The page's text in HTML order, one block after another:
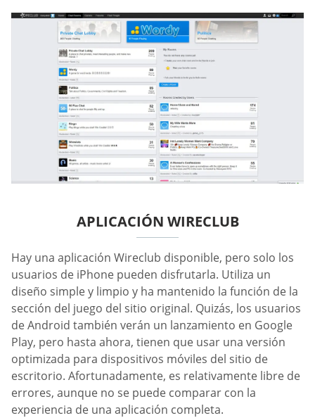
APLICACIÓN WIRECLUB
Hay una aplicación Wireclub disponible, pero solo los
usuarios de iPhone pueden disfrutarla. Utiliza un
diseño simple y limpio y ha mantenido la función de la
sección del juego del sitio original. Quizás, los usuarios
de Android también verán un lanzamiento en Google
Play, pero hasta ahora, tienen que usar una versión
optimizada para dispositivos móviles del sitio de
escritorio. Afortunadamente, es relativamente libre de
errores, aunque no se puede comparar con la
experiencia de una aplicación completa.